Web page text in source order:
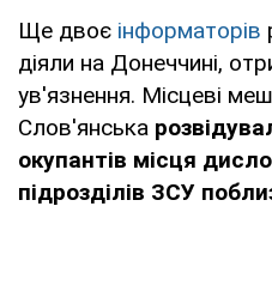
Ще двоє інформаторів
діяли на Донеччині,
ув'язнення. Місцеві
Слов'янська
окупантів місця
підрозділів ЗСУ